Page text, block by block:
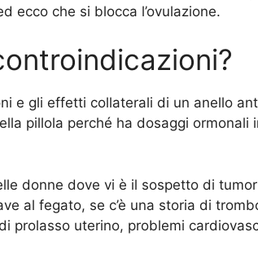
ecco che si blocca l’ovulazione.
e gli effetti collaterali di un anello
pillola perché ha dosaggi ormonali
donne dove vi è il sospetto di
al fegato, se c’è una storia di
prolasso uterino, problemi